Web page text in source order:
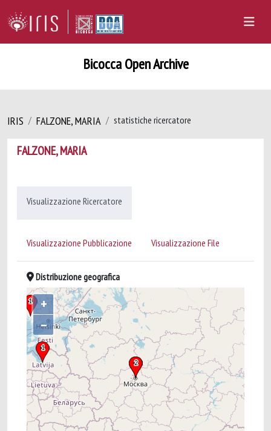
Bicocca Open Archive
IRIS FALZONE, MARIA statistiche ricercatore
FALZONE, MARIA
Visualizzazione Ricercatore
Visualizzazione Pubblicazione Visualizzazione File
Distribuzione geografica
+
–